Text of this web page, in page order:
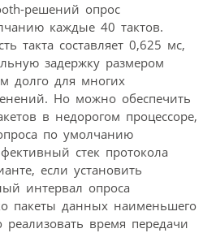
решений опрос
каждые 40 тактов.
такта составляет 0,625 мс,
задержку размером
долго для многих
Но можно обеспечить
в недорогом процессоре,
по умолчанию
стек протокола
если установить
интервал опроса
пакеты данных наименьшего
время передачи